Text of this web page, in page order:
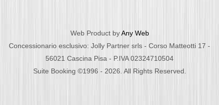
Web Product byAny Web
Concessionario esclusivo: Jolly Partner srls - Corso Matteotti 17 -
56021 Cascina Pisa - P.IVA 02324710504
Suite Booking ©1996 - 2026. All Rights Reserved.